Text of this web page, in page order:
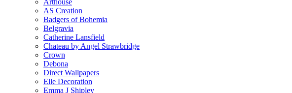
Arthouse
AS Creation
Badgers of Bohemia
Belgravia
Catherine Lansfield
Chateau by Angel Strawbridge
Crown
Debona
Direct Wallpapers
Elle Decoration
Emma J Shipley